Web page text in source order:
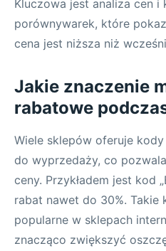
Kluczowa jest analiza cen i
porównywarek, które
cena jest niższa niż
Jakie znaczenie
rabatowe
Wiele sklepów oferuje
do wyprzedaży, co
ceny. Przykładem jest kod
rabat nawet do 30%. Takie
popularne w sklepach
znacząco zwiększyć